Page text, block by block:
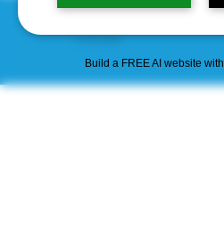
Build a FREE AI website with